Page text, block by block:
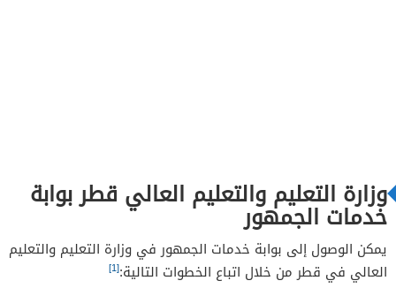
وزارة التعليم والتعليم العالي قطر بوابة
خدمات الجمهور
يمكن الوصول إلى بوابة خدمات الجمهور في وزارة التعليم والتعليم
العالي في قطر من خلال اتباع الخطوات التالية:[1]